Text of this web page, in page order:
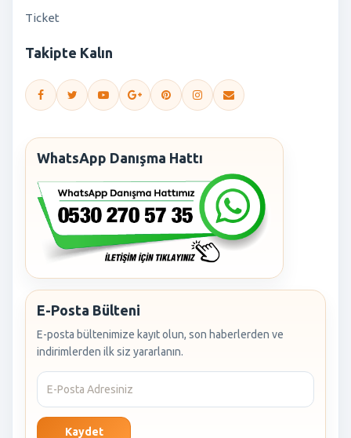
Ticket
Takipte Kalın
WhatsApp Danışma Hattı
E-Posta Bülteni
E-posta bültenimize kayıt olun, son haberlerden ve
indirimlerden ilk siz yararlanın.
Kaydet